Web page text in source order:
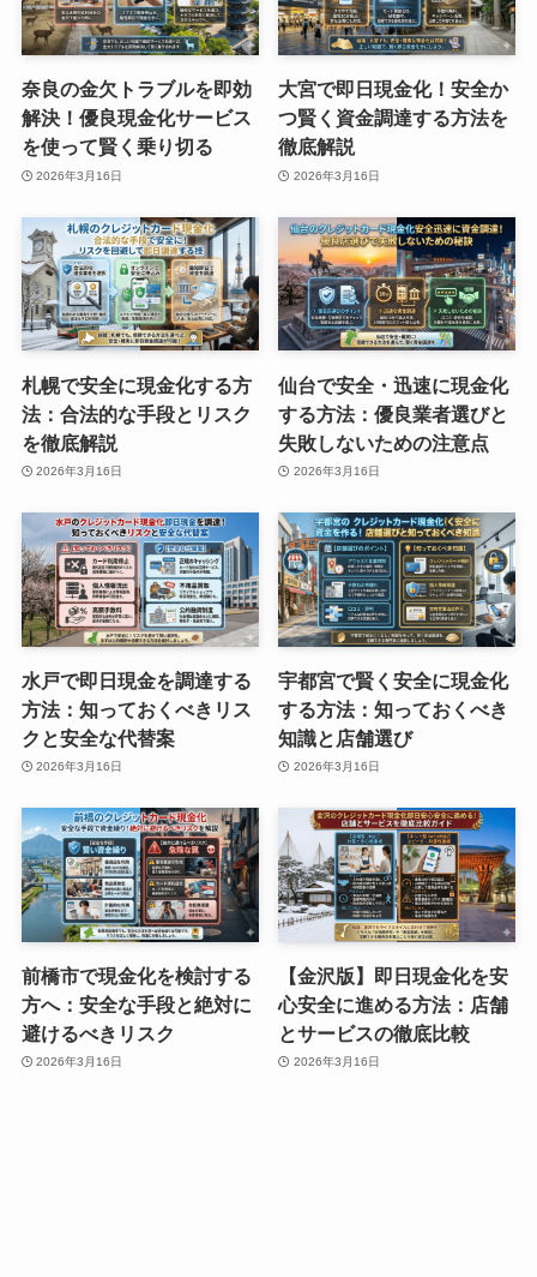
奈良の金欠トラブルを即効
解決！優良現金化サービス
を使って賢く乗り切る
2026年3月16日
大宮で即日現金化！安全か
つ賢く資金調達する方法を
徹底解説
2026年3月16日
札幌で安全に現金化する方
法：合法的な手段とリスク
を徹底解説
2026年3月16日
仙台で安全・迅速に現金化
する方法：優良業者選びと
失敗しないための注意点
2026年3月16日
水戸で即日現金を調達する
方法：知っておくべきリス
クと安全な代替案
2026年3月16日
宇都宮で賢く安全に現金化
する方法：知っておくべき
知識と店舗選び
2026年3月16日
前橋市で現金化を検討する
方へ：安全な手段と絶対に
避けるべきリスク
2026年3月16日
【金沢版】即日現金化を安
心安全に進める方法：店舗
とサービスの徹底比較
2026年3月16日